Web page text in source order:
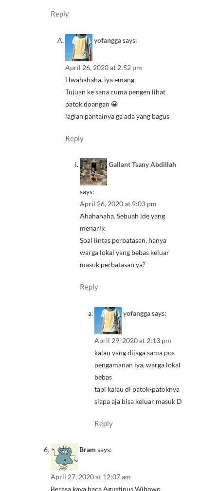
Reply
yofanggasays:
April 26, 2020 at 2:52 pm
Hwahahaha, iya emang
Tujuan ke sana cuma pengen lihat
patok doangan 😀
lagian pantainya ga ada yang bagus
Reply
Gallant Tsany Abdillah
says:
April 26, 2020 at 9:03 pm
Ahahahaha. Sebuah ide yang
menarik.
Soal lintas perbatasan, hanya
warga lokal yang bebas keluar
masuk perbatasan ya?
Reply
yofanggasays:
April 29, 2020 at 2:13 pm
kalau yang dijaga sama pos
pengamanan iya, warga lokal
bebas
tapi kalau di patok-patoknya
siapa aja bisa keluar masuk D
Reply
Bram says:
April 27, 2020 at 12:07 am
Berasa kaya baca Agustinus Wibowo